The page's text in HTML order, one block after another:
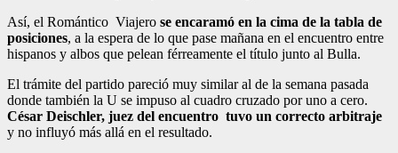
Así, el Romántico Viajero se encaramó en la cima de la tabla de
posiciones, a la espera de lo que pase mañana en el encuentro entre
hispanos y albos que pelean férreamente el título junto al Bulla.
El trámite del partido pareció muy similar al de la semana pasada
donde también la U se impuso al cuadro cruzado por uno a cero.
César Deischler, juez del encuentro tuvo un correcto arbitraje
y no influyó más allá en el resultado.